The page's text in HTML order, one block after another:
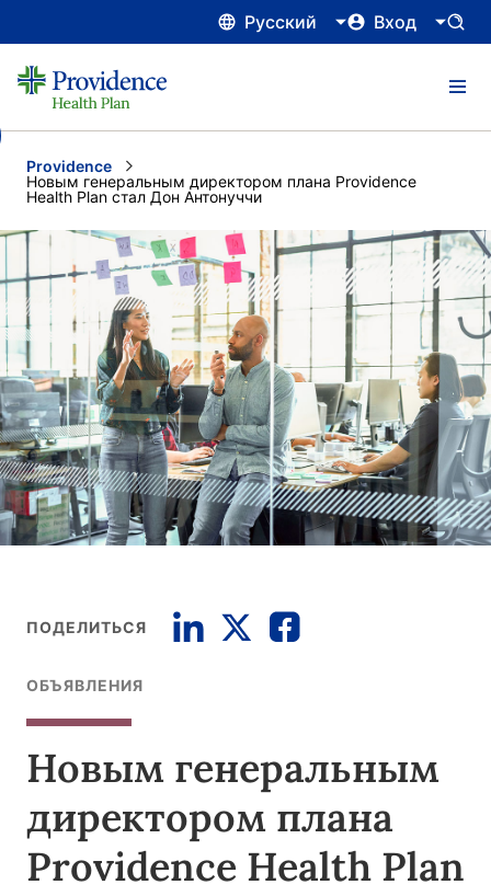
Русский Вход
Providence
Current:
Новым генеральным директором плана Providence
Health Plan стал Дон Антонуччи
ПОДЕЛИТЬСЯ
ОБЪЯВЛЕНИЯ
Новым генеральным
директором плана
Providence Health Plan